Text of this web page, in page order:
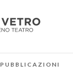
PUBBLICAZIONI